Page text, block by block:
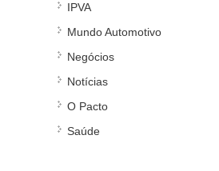
IPVA
Mundo Automotivo
Negócios
Notícias
O Pacto
Saúde